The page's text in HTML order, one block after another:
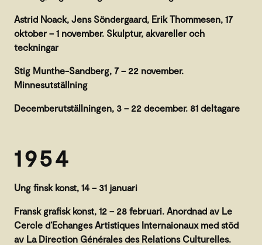
Astrid Noack, Jens Söndergaard, Erik Thommesen, 17
oktober – 1 november. Skulptur, akvareller och
teckningar
Stig Munthe-Sandberg, 7 – 22 november.
Minnesutställning
Decemberutställningen, 3 – 22 december. 81 deltagare
1954
Ung finsk konst, 14 – 31 januari
Fransk grafisk konst, 12 – 28 februari. Anordnad av Le
Cercle d’Echanges Artistiques Internaionaux med stöd
av La Direction Générales des Relations Culturelles.